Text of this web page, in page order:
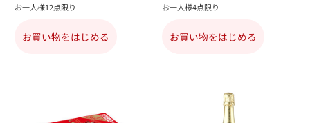
お一人様12点限り
お買い物をはじめる
お一人様4点限り
お買い物をはじめる